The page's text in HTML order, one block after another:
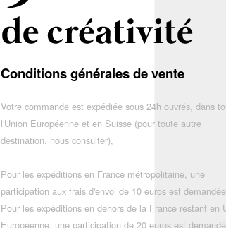
Conditions générales de vente
Votre commande est expédiée sous 24h ouvrés, dans
l'Union Européenne et en Suisse (pour toute autre
destination, nous consulter),
Pour les expéditions en France métropolitaine, une
participation aux frais d'envoi de 10 euros est demandée.
Pour les expéditions en dehors de la France restant en
Européenne, une participation de 20 euros est